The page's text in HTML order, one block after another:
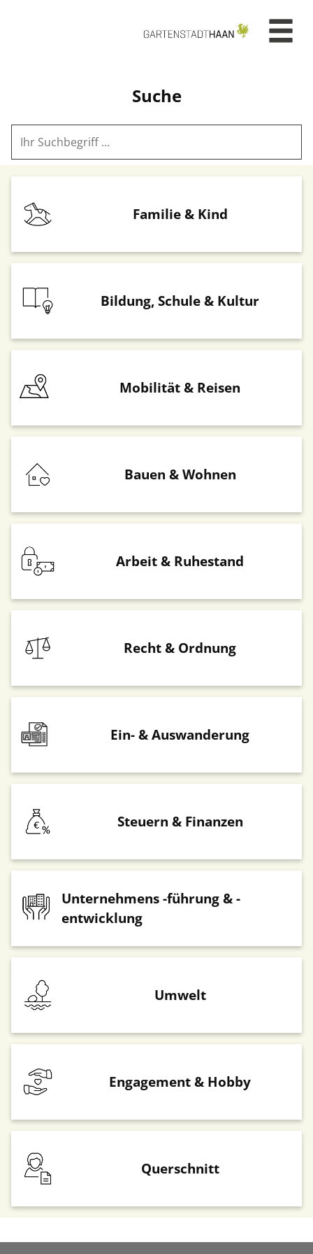
Suche
Familie & Kind
Bildung, Schule & Kultur
Mobilität & Reisen
Bauen & Wohnen
Arbeit & Ruhestand
Recht & Ordnung
Ein- & Auswanderung
Steuern & Finanzen
Unternehmens -führung & -
entwicklung
Umwelt
Engagement & Hobby
Querschnitt